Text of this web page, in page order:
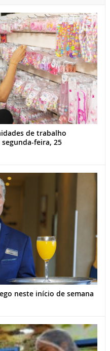
de trabalho
feira, 25
neste início de semana